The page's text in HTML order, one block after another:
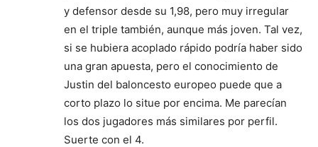
y defensor desde su 1,98, pero muy irregular
en el triple también, aunque más joven. Tal vez,
si se hubiera acoplado rápido podría haber sido
una gran apuesta, pero el conocimiento de
Justin del baloncesto europeo puede que a
corto plazo lo situe por encima. Me parecían
los dos jugadores más similares por perfil.
Suerte con el 4.